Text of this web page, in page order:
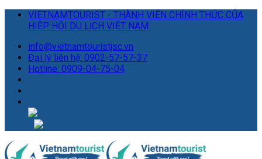
VIETNAMTOURIST - THÀNH VIÊN CHÍNH THỨC CỦA
HIỆP HỘI DU LỊCH VIỆT NAM
info@vietnamtouristjsc.vn
Đại lý liên hệ: 0902-57-57-37
Hotline: 0909-04-75-04